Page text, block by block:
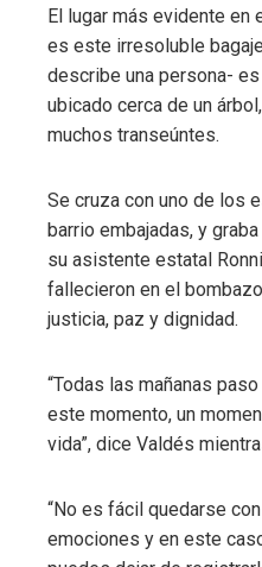
El lugar más evidente en
es este irresoluble
describe una persona-
ubicado cerca de un
muchos transeúntes.
Se cruza con uno de los
barrio embajadas, y
su asistente estatal
fallecieron en el
justicia, paz y dignidad.
“Todas las mañanas
este momento, un
vida”, dice Valdés
“No es fácil quedarse
emociones y en este